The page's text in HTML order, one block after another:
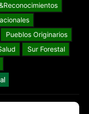
Pueblos Originarios
Sur Forestal